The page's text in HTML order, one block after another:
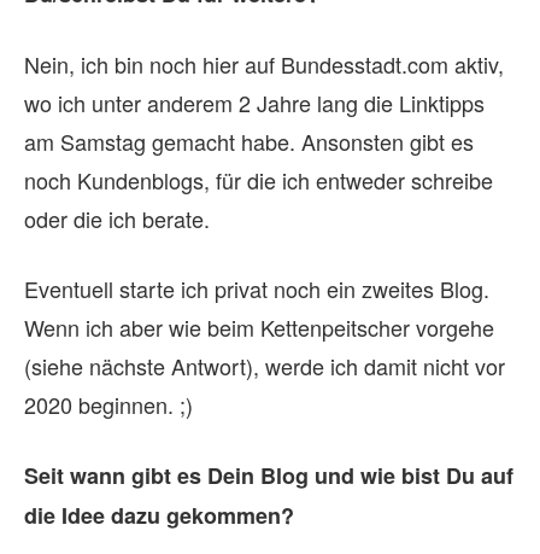
Nein, ich bin noch hier auf Bundesstadt.com aktiv,
wo ich unter anderem 2 Jahre lang die Linktipps
am Samstag gemacht habe. Ansonsten gibt es
noch Kundenblogs, für die ich entweder schreibe
oder die ich berate.
Eventuell starte ich privat noch ein zweites Blog.
Wenn ich aber wie beim Kettenpeitscher vorgehe
(siehe nächste Antwort), werde ich damit nicht vor
2020 beginnen. ;)
Seit wann gibt es Dein Blog und wie bist Du auf
die Idee dazu gekommen?